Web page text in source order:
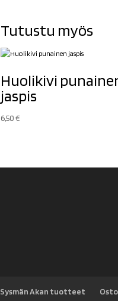
Tutustu myös
Huolikivi
jaspis
6,50€
Sysmän Akan tuotteet